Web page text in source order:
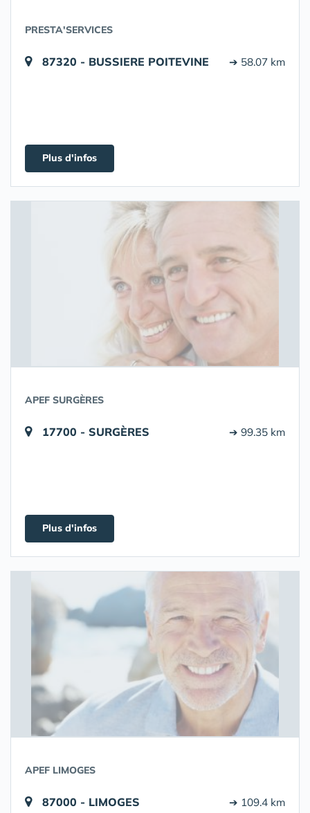
PRESTA'SERVICES
87320 - BUSSIERE POITEVINE ➔ 58.07 km
Plus d'infos
APEF SURGÈRES
17700 - SURGÈRES ➔ 99.35 km
Plus d'infos
APEF LIMOGES
87000 - LIMOGES ➔ 109.4 km